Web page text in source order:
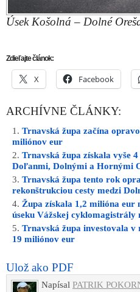
Úsek Košolná – Dolné
Zdieľajte článok:
X Facebook
ARCHÍVNE ČLÁNKY:
Trnavská župa začína
miliónov eur
Trnavská župa získala vyše
Doľanmi, Dolnými a Hornými
Trnavská župa tento rok
rekonštrukciou cesty medzi
Župa získala 1,2 milióna
úseku Vážskej cyklomagistrály
Trnavská župa investovala
19 miliónov eur
Ulož ako PDF
Napísal PATRIK